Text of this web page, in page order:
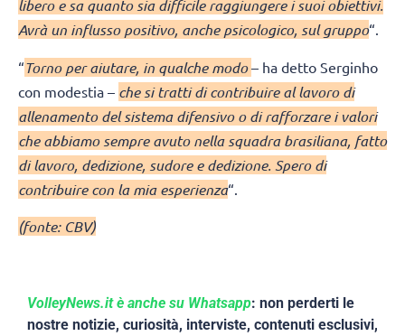
libero e sa quanto sia difficile raggiungere i suoi obiettivi.
Avrà un influsso positivo, anche psicologico, sul gruppo“.
“Torno per aiutare, in qualche modo– ha detto Serginho
con modestia – che si tratti di contribuire al lavoro di
allenamento del sistema difensivo o di rafforzare i valori
che abbiamo sempre avuto nella squadra brasiliana, fatto
di lavoro, dedizione, sudore e dedizione. Spero di
contribuire con la mia esperienza“.
(fonte: CBV)
VolleyNews.it è anche su Whatsapp: non perderti le
nostre notizie, curiosità, interviste, contenuti esclusivi,